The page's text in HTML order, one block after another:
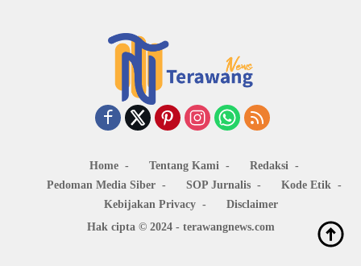
Home Tentang Kami
Redaksi
Pedoman Media Siber
SOP Jurnalis
Kode Etik
Kebijakan Privacy
Disclaimer
Hak cipta © 2024 - terawangnews.com